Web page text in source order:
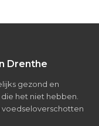
Drenthe
gezond en
het niet hebben.